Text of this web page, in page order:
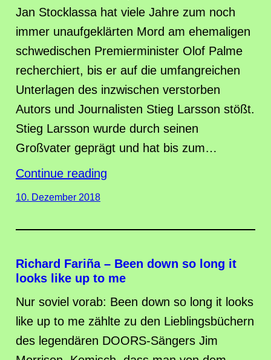
Jan Stocklassa hat viele Jahre zum noch
immer unaufgeklärten Mord am ehemaligen
schwedischen Premierminister Olof Palme
recherchiert, bis er auf die umfangreichen
Unterlagen des inzwischen verstorben
Autors und Journalisten Stieg Larsson stößt.
Stieg Larsson wurde durch seinen
Großvater geprägt und hat bis zum…
Continue reading
10. Dezember 2018
Richard Fariña – Been down so long it
looks like up to me
Nur soviel vorab: Been down so long it looks
like up to me zählte zu den Lieblingsbüchern
des legendären DOORS-Sängers Jim